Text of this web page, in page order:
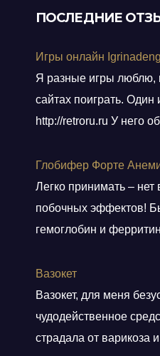
ПОСЛЕДНИЕ
Игры онлайн
Я разные игры люблю,
сайтах поиграть.
http://retroru.ru У него
все, от культовых
артефактов, которые
коллекционеры. Там
дизайн сайта
Глобифер Форте
Легко принимать – нет
побочных эффектов!
гемоглобин и
140. Прошла одышка.
заниматься спортом.
препарат безопасный
Вазокет
Вазокет, для меня
чудодейственное
страдала от варикоза